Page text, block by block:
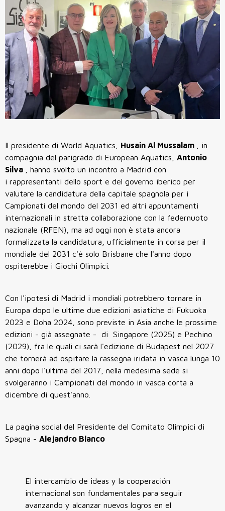
Il presidente di World Aquatics, Husain Al Mussalam
, in
compagnia del parigrado di European Aquatics, Antonio
Silva
, hanno svolto un incontro a Madrid con
i rappresentanti dello sport e del governo iberico per
valutare la candidatura della capitale spagnola per i
Campionati del mondo del 2031 ed altri appuntamenti
internazionali in stretta collaborazione con la federnuoto
nazionale (RFEN), ma ad oggi non è stata ancora
formalizzata la candidatura, ufficialmente in corsa per il
mondiale del 2031 c'è solo Brisbane che l'anno dopo
ospiterebbe i Giochi Olimpici.
Con l'ipotesi di Madrid i mondiali potrebbero tornare in
Europa dopo le ultime due edizioni asiatiche di Fukuoka
2023 e Doha 2024, sono previste in Asia anche le prossime
edizioni - già assegnate - di Singapore (2025) e Pechino
(2029), fra le quali ci sarà l'edizione di Budapest nel 2027
che tornerà ad ospitare la rassegna iridata in vasca lunga 10
anni dopo l'ultima del 2017, nella medesima sede si
svolgeranno i Campionati del mondo in vasca corta a
dicembre di quest'anno.
La pagina social del Presidente del Comitato Olimpici di
Spagna - Alejandro Blanco
El intercambio de ideas y la cooperación
internacional son fundamentales para seguir
avanzando y alcanzar nuevos logros en el